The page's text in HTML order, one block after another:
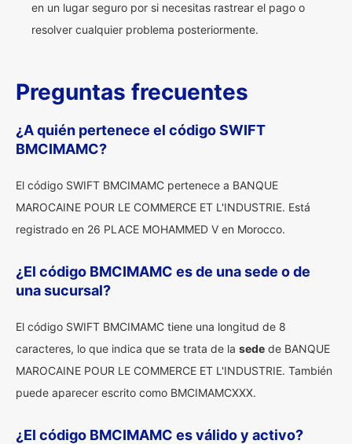
en un lugar seguro por si necesitas rastrear el pago o
resolver cualquier problema posteriormente.
Preguntas frecuentes
¿A quién pertenece el código SWIFT
BMCIMAMC?
El código SWIFT BMCIMAMC pertenece a BANQUE
MAROCAINE POUR LE COMMERCE ET L'INDUSTRIE. Está
registrado en 26 PLACE MOHAMMED V en Morocco.
¿El código BMCIMAMC es de una sede o de
una sucursal?
El código SWIFT BMCIMAMC tiene una longitud de 8
caracteres, lo que indica que se trata de la sede de BANQUE
MAROCAINE POUR LE COMMERCE ET L'INDUSTRIE. También
puede aparecer escrito como BMCIMAMCXXX.
¿El código BMCIMAMC es válido y activo?